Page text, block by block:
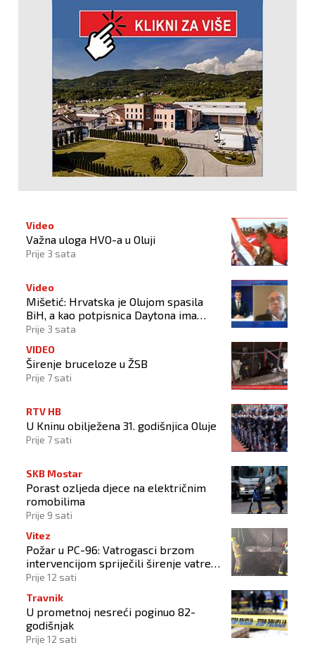
Video
Važna uloga HVO-a u Oluji
Prije 3 sata
Video
Mišetić: Hrvatska je Olujom spasila
BiH, a kao potpisnica Daytona ima
puno pravo štititi hrvatski narod
Prije 3 sata
VIDEO
Širenje bruceloze u ŽSB
Prije 7 sati
RTV HB
U Kninu obilježena 31. godišnjica Oluje
Prije 7 sati
SKB Mostar
Porast ozljeda djece na električnim
romobilima
Prije 9 sati
Vitez
Požar u PC-96: Vatrogasci brzom
intervencijom spriječili širenje vatre
na okolne objekte
Prije 12 sati
Travnik
U prometnoj nesreći poginuo 82-
godišnjak
Prije 12 sati